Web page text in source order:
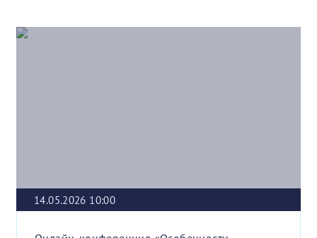
14.05.2026 10:00